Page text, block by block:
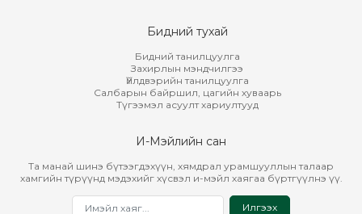
Бидний тухай
Бидний танилцуулга
Захирлын мэндчилгээ
Үйлдвэрийн танилцуулга
Салбарын байршил, цагийн хуваарь
Түгээмэл асуулт хариултууд
И-Мэйлийн сан
Та манай шинэ бүтээгдэхүүн, хямдрал урамшууллын талаар
хамгийн түрүүнд мэдэхийг хүсвэл и-мэйл хаягаа бүртгүүлнэ үү.
Илгээх